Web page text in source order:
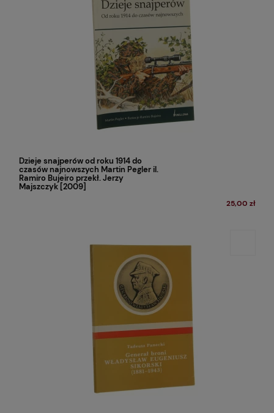
Dzieje snajperów od roku 1914 do
czasów najnowszych Martin Pegler il.
Ramiro Bujeiro przekł. Jerzy
Majszczyk [2009]
25,00 zł